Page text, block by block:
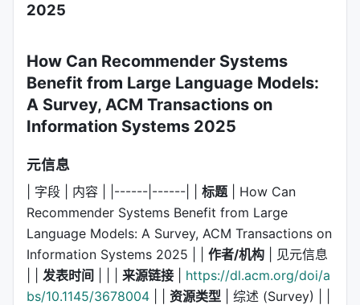
2025
How Can Recommender Systems
Benefit from Large Language Models:
A Survey, ACM Transactions on
Information Systems 2025
元信息
| 字段 | 内容 | |------|------| | 标题 | How Can
Recommender Systems Benefit from Large
Language Models: A Survey, ACM Transactions on
Information Systems 2025 | | 作者/机构 | 见元信息
发表时间 来源链接
https://dl.acm.org/doi/a
bs/10.1145/3678004
资源类型 | 综述 (Survey) | |